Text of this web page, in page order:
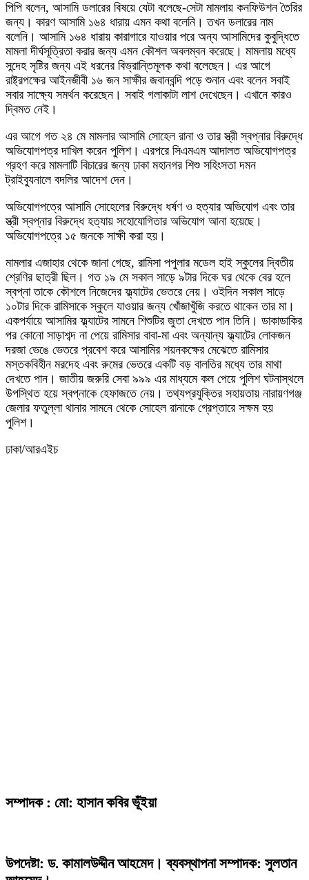
পিপি বলেন, আসামি ডলারের বিষয়ে যেটা বলেছে-সেটা মামলায় কনফিউশন তৈরির
জন্য। কারণ আসামি ১৬৪ ধারায় এমন কথা বলেনি। তখন ডলারের নাম
বলেনি। আসামি ১৬৪ ধারায় কারাগারে যাওয়ার পরে অন্য আসামিদের কুবুদ্ধিতে
মামলা দীর্ঘসূত্রিতা করার জন্য এমন কৌশল অবলম্বন করেছে। মামলায় মধ্যে
সন্দেহ সৃষ্টির জন্য এই ধরনের বিভ্রান্তিমূলক কথা বলেছেন। এর আগে
রাষ্ট্রপক্ষের আইনজীবী ১৬ জন সাক্ষীর জবানবন্দি পড়ে শুনান এবং বলেন সবাই
সবার সাক্ষ্যে সমর্থন করেছেন। সবাই গলাকাটা লাশ দেখেছেন। এখানে কারও
দ্বিমত নেই।
এর আগে গত ২৪ মে মামলার আসামি সোহেল রানা ও তার স্ত্রী স্বপ্নার বিরুদ্ধে
অভিযোগপত্র দাখিল করেন পুলিশ। এরপরে সিএমএম আদালত অভিযোগপত্র
গ্রহণ করে মামলাটি বিচারের জন্য ঢাকা মহানগর শিশু সহিংসতা দমন
ট্রাইব্যুনালে বদলির আদেশ দেন।
অভিযোগপত্রে আসামি সোহেলের বিরুদ্ধে ধর্ষণ ও হত্যার অভিযোগ এবং তার
স্ত্রী স্বপ্নার বিরুদ্ধে হত্যায় সহোযোগিতার অভিযোগ আনা হয়েছে।
অভিযোগপত্রে ১৫ জনকে সাক্ষী করা হয়।
মামলার এজাহার থেকে জানা গেছে, রামিসা পপুলার মডেল হাই স্কুলের দ্বিতীয়
শ্রেণির ছাত্রী ছিল। গত ১৯ মে সকাল সাড়ে ৯টার দিকে ঘর থেকে বের হলে
স্বপ্না তাকে কৌশলে নিজেদের ফ্ল্যাটের ভেতরে নেয়। ওইদিন সকাল সাড়ে
১০টার দিকে রামিসাকে স্কুলে যাওয়ার জন্য খোঁজাখুঁজি করতে থাকেন তার মা।
একপর্যায়ে আসামির ফ্ল্যাটের সামনে শিশুটির জুতা দেখতে পান তিনি। ডাকাডাকির
পর কোনো সাড়াশব্দ না পেয়ে রামিসার বাবা-মা এবং অন্যান্য ফ্ল্যাটের লোকজন
দরজা ভেঙে ভেতরে প্রবেশ করে আসামির শয়নকক্ষের মেঝেতে রামিসার
মস্তকবিহীন মরদেহ এবং রুমের ভেতরে একটি বড় বালতির মধ্যে তার মাথা
দেখতে পান। জাতীয় জরুরি সেবা ৯৯৯ এর মাধ্যমে কল পেয়ে পুলিশ ঘটনাস্থলে
উপস্থিত হয়ে স্বপ্নাকে হেফাজতে নেয়। তথ্যপ্রযুক্তির সহায়তায় নারায়ণগঞ্জ
জেলার ফতুল্লা থানার সামনে থেকে সোহেল রানাকে গ্রেপ্তারে সক্ষম হয়
পুলিশ।
ঢাকা/আরএইচ
সম্পাদক : মো: হাসান কবির ভূঁইয়া
উপদেষ্টা: ড. কামালউদ্দীন আহমেদ। ব্যবস্থাপনা সম্পাদক: সুলতান